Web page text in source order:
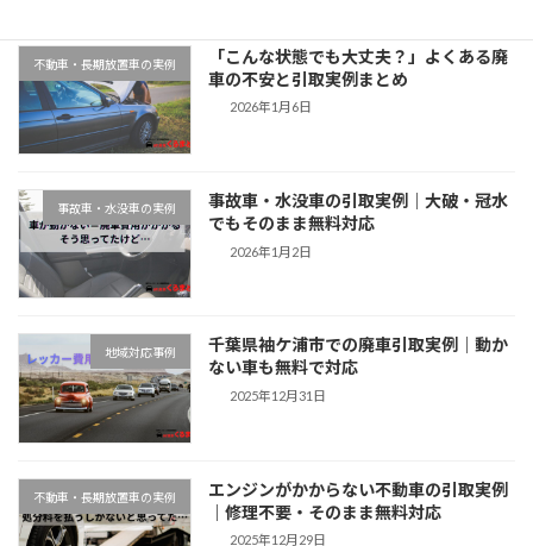
不動車・長期放置車の実例
「こんな状態でも大丈夫？」よくある廃
車の不安と引取実例まとめ
2026年1月6日
事故車・水没車の実例
事故車・水没車の引取実例｜大破・冠水
でもそのまま無料対応
2026年1月2日
地域対応事例
千葉県袖ケ浦市での廃車引取実例｜動か
ない車も無料で対応
2025年12月31日
不動車・長期放置車の実例
エンジンがかからない不動車の引取実例
｜修理不要・そのまま無料対応
2025年12月29日